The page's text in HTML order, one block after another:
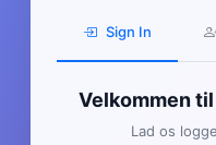
Sign In
Velkommen
Lad os